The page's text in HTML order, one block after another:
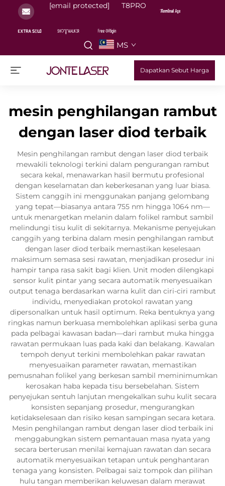
[email protected] T8PRO
MS
Dapatkan Sebut Harga
mesin penghilangan rambut
dengan laser diod terbaik
Mesin penghilangan rambut dengan laser diod terbaik
mewakili teknologi terkini dalam pengurangan rambut
secara kekal, menawarkan hasil bermutu profesional
dengan keselamatan dan keberkesanan yang luar biasa.
Sistem canggih ini menggunakan panjang gelombang
yang tepat—biasanya antara 755 nm hingga 1064 nm—
untuk menargetkan melanin dalam folikel rambut sambil
melindungi tisu kulit di sekitarnya. Mekanisme penyejukan
canggih yang terbina dalam mesin penghilangan rambut
dengan laser diod terbaik memastikan keselesaan
maksimum semasa sesi rawatan, menjadikan prosedur ini
hampir tanpa rasa sakit bagi klien. Unit moden dilengkapi
sensor kulit pintar yang secara automatik menyesuaikan
output tenaga berdasarkan warna kulit dan ciri-ciri rambut
individu, menyediakan protokol rawatan yang
dipersonalkan untuk hasil optimum. Reka bentuknya yang
ringkas namun berkuasa membolehkan aplikasi serba guna
pada pelbagai kawasan badan—dari rambut muka hingga
rawatan permukaan luas pada kaki dan belakang. Kawalan
tempoh denyut terkini membolehkan pakar rawatan
menyesuaikan parameter rawatan, memastikan
pemusnahan folikel yang berkesan sambil meminimumkan
kerosakan haba kepada tisu bersebelahan. Sistem
penyejukan sentuh lanjutan mengekalkan suhu kulit secara
konsisten sepanjang prosedur, mengurangkan
ketidakselesaan dan risiko kesan sampingan secara ketara.
Mesin penghilangan rambut dengan laser diod terbaik ini
menggabungkan sistem pemantauan masa nyata yang
secara berterusan menilai kemajuan rawatan dan secara
automatik menyesuaikan tetapan untuk penghantaran
tenaga yang konsisten. Pelbagai saiz tompok dan pilihan
hulu tangan memberikan keluwesan dalam merawat